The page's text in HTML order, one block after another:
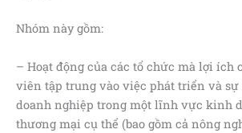
Nhóm này gồm:
– Hoạt động của các tổ chức mà lợi ích
viên tập trung vào việc phát triển và
doanh nghiệp trong một lĩnh vực kinh
thương mại cụ thể (bao gồm cả nông